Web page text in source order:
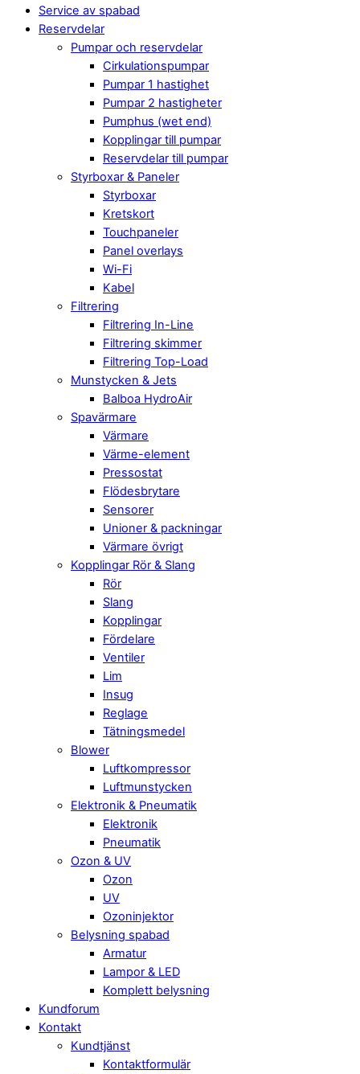
Service av spabad
Reservdelar
Pumpar och reservdelar
Cirkulationspumpar
Pumpar 1 hastighet
Pumpar 2 hastigheter
Pumphus (wet end)
Kopplingar till pumpar
Reservdelar till pumpar
Styrboxar & Paneler
Styrboxar
Kretskort
Touchpaneler
Panel overlays
Wi-Fi
Kabel
Filtrering
Filtrering In-Line
Filtrering skimmer
Filtrering Top-Load
Munstycken & Jets
Balboa HydroAir
Spavärmare
Värmare
Värme-element
Pressostat
Flödesbrytare
Sensorer
Unioner & packningar
Värmare övrigt
Kopplingar Rör & Slang
Rör
Slang
Kopplingar
Fördelare
Ventiler
Lim
Insug
Reglage
Tätningsmedel
Blower
Luftkompressor
Luftmunstycken
Elektronik & Pneumatik
Elektronik
Pneumatik
Ozon & UV
Ozon
UV
Ozoninjektor
Belysning spabad
Armatur
Lampor & LED
Komplett belysning
Kundforum
Kontakt
Kundtjänst
Kontaktformulär